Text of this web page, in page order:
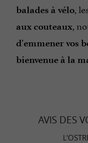
balades à vélo,
aux couteaux,
d'emmener vos
bienvenue à la
AVIS DES